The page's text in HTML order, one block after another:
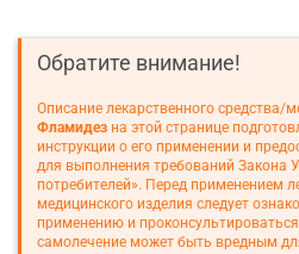
Обратите внимание!
Описание лекарственного средства/
Фламидез на этой странице
инструкции о его применении и
для выполнения требований Закона
потребителей». Перед применением
медицинского изделия следует
применению и
самолечение может быть вредным